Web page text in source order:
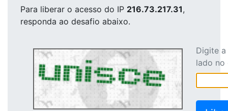
Para liberar o acesso do IP 216.73.217.31,
responda ao desafio abaixo.
Digite
lado no